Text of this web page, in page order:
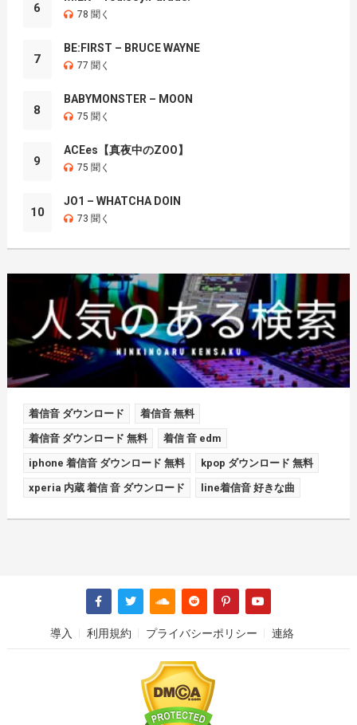
6 78 聞く
7
BE:FIRST – BRUCE WAYNE
77 聞く
8
BABYMONSTER – MOON
75 聞く
9
ACEes【真夜中のZOO】
75 聞く
10
JO1 – WHATCHA DOIN
73 聞く
着信音 ダウンロード 着信音 無料
着信音 ダウンロード 無料 着信 音 edm
iphone 着信音 ダウンロード 無料 kpop ダウンロード 無料
xperia 内蔵 着信 音 ダウンロード line着信音 好きな曲
導入 利用規約 プライバシーポリシー 連絡